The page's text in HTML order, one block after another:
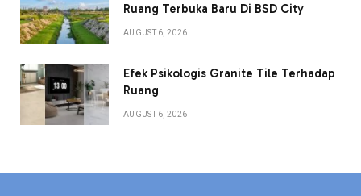
Ruang Terbuka Baru Di BSD City
AUGUST 6, 2026
Efek Psikologis Granite Tile Terhadap
Ruang
AUGUST 6, 2026